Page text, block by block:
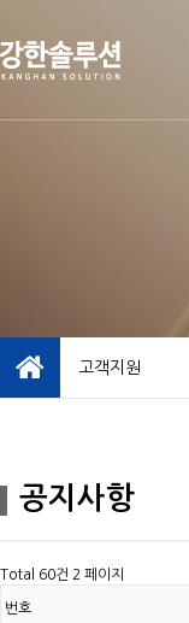
고객지원
공지사항
Total 60건 2 페이지
번호